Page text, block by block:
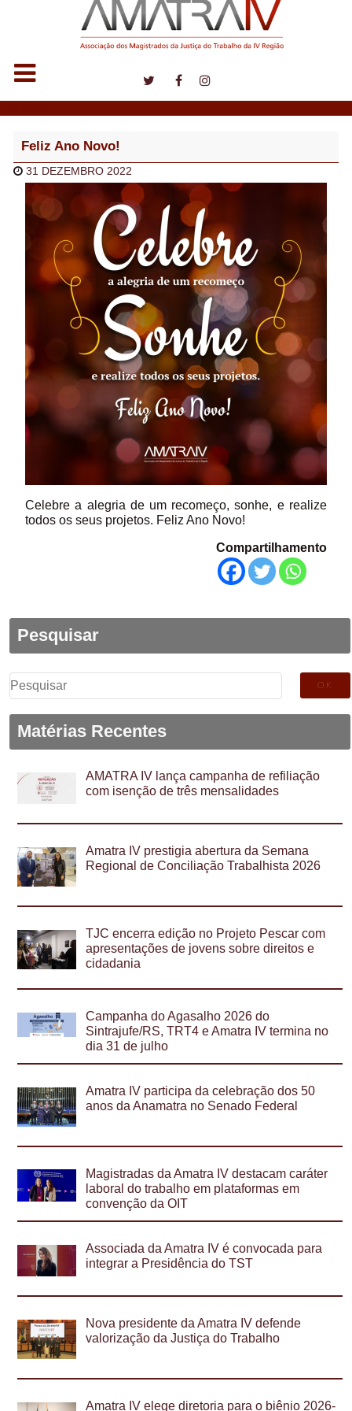
Feliz Ano Novo!
31 DEZEMBRO 2022
Celebre a alegria de um recomeço, sonhe, e realize
todos os seus projetos. Feliz Ano Novo!
Compartilhamento
Pesquisar
Pesquisar
por:
Matérias Recentes
AMATRA IV lança campanha de refiliação
com isenção de três mensalidades
Amatra IV prestigia abertura da Semana
Regional de Conciliação Trabalhista 2026
TJC encerra edição no Projeto Pescar com
apresentações de jovens sobre direitos e
cidadania
Campanha do Agasalho 2026 do
Sintrajufe/RS, TRT4 e Amatra IV termina no
dia 31 de julho
Amatra IV participa da celebração dos 50
anos da Anamatra no Senado Federal
Magistradas da Amatra IV destacam caráter
laboral do trabalho em plataformas em
convenção da OIT
Associada da Amatra IV é convocada para
integrar a Presidência do TST
Nova presidente da Amatra IV defende
valorização da Justiça do Trabalho
Amatra IV elege diretoria para o biênio 2026-